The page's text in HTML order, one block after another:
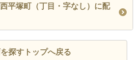
平塚町（丁目・字なし）に配
探すトップへ戻る